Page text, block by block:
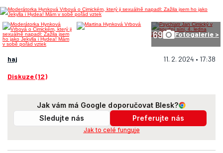
69 Fotogalerie >
haj 11. 2. 2024 • 17:38
Diskuze (12)
Jak vám má Google doporučovat Blesk?
Sledujte nás
Preferujte nás
Jak to celé funguje